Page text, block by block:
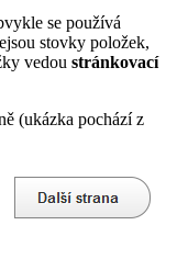
se používá
stovky položek,
vedou stránkovací
(ukázka pochází z